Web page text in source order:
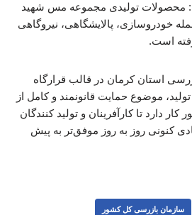
محصولات تولیدی مجموعه مس شهید
خودروسازی، پالایشگاهی، نیروگاهی
است.
استان کرمان در قالب قرارگاه
موضوع حمایت قانونمند و کامل از
دارد تا کارآفرینان و تولید کنندگان
کنونی روز به روز موفق‌تر به پیش
سازمان بازرسی کل کشور